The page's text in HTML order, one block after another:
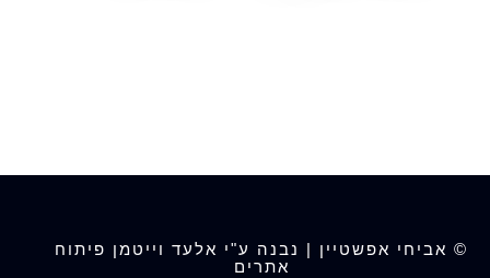
© אביחי אפשטיין | נבנה ע"י אלעד וייטמן פיתוח
אתרים